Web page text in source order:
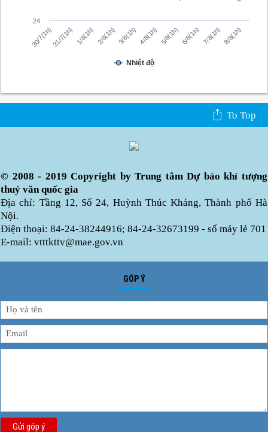
Nhiệt độ
30/7(1h)31/7(1h) 1/8(1h) 2/8(1h)3/8(1h) 4/8(1h)5/8(1h)6/8(1h)7/8(1h)8/8(1h)
24
To Top
© 2008 - 2019 Copyright by Trung tâm Dự báo khí tượng
thuỷ văn quốc gia
Địa chỉ: Tầng 12, Số 24, Huỳnh Thúc Kháng, Thành phố Hà
Nội.
Điện thoại: 84-24-38244916; 84-24-32673199 - số máy lẻ 701
E-mail: vtttkttv@mae.gov.vn
GÓP Ý
Gửi góp ý